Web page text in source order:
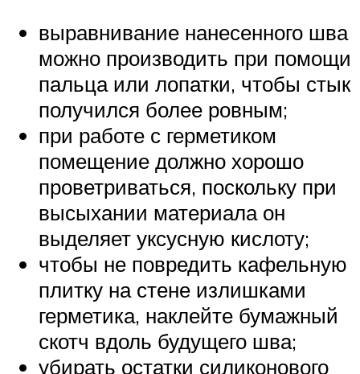
выравнивание нанесенного шва
можно производить при помощи
пальца или лопатки, чтобы стык
получился более ровным;
при работе с герметиком
помещение должно хорошо
проветриваться, поскольку при
высыхании материала он
выделяет уксусную кислоту;
чтобы не повредить кафельную
плитку на стене излишками
герметика, наклейте бумажный
скотч вдоль будущего шва;
убирать остатки силиконового